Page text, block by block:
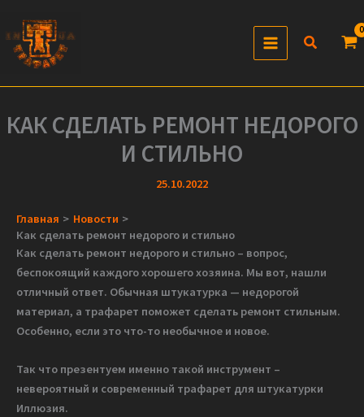
содержимому
Поиск
КАК СДЕЛАТЬ РЕМОНТ НЕДОРОГО
И СТИЛЬНО
25.10.2022
Главная
Новости
Как сделать ремонт недорого и стильно
Как сделать ремонт недорого и стильно – вопрос,
беспокоящий каждого хорошего хозяина. Мы вот, нашли
отличный ответ. Обычная штукатурка — недорогой
материал, а трафарет поможет сделать ремонт стильным.
Особенно, если это что-то необычное и новое.
Так что презентуем именно такой инструмент –
невероятный и современный трафарет для штукатурки
Иллюзия.